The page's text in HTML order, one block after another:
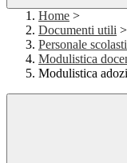
Home >
Documenti utili >
Personale
Modulistica
Modulistica